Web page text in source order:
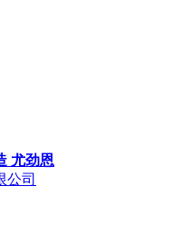
尤劲恩
公司